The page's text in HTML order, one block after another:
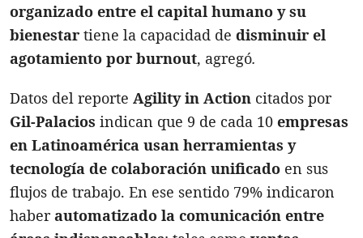
organizado entre el capital humano y su
bienestar tiene la capacidad de disminuir el
agotamiento por burnout, agregó.
Datos del reporte Agility in Action citados por
Gil-Palacios indican que 9 de cada 10 empresas
en Latinoamérica usan herramientas y
tecnología de colaboración unificado en sus
flujos de trabajo. En ese sentido 79% indicaron
haberautomatizado la comunicación entre